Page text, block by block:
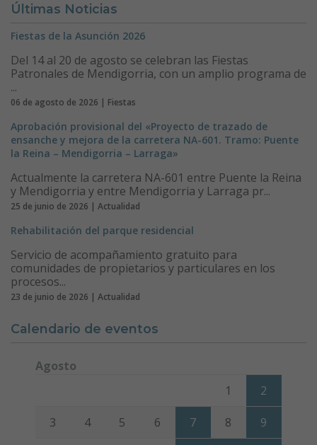
Últimas Noticias
Fiestas de la Asunción 2026
Del 14 al 20 de agosto se celebran las Fiestas
Patronales de Mendigorria, con un amplio programa de
...
06 de agosto de 2026 | Fiestas
Aprobación provisional del «Proyecto de trazado de
ensanche y mejora de la carretera NA-601. Tramo: Puente
la Reina – Mendigorria – Larraga»
Actualmente la carretera NA-601 entre Puente la Reina
y Mendigorria y entre Mendigorria y Larraga pr...
25 de junio de 2026 | Actualidad
Rehabilitación del parque residencial
Servicio de acompañamiento gratuito para
comunidades de propietarios y particulares en los
procesos...
23 de junio de 2026 | Actualidad
Calendario de eventos
Agosto
Viernes Sábado
1 2
3 4 5 6 7 8 9